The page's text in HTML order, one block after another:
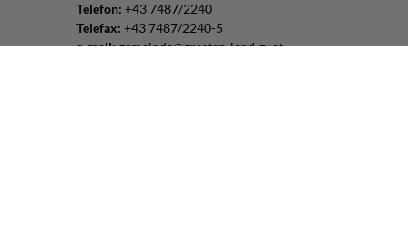
Telefon: +43 7487/2240
Telefax: +43 7487/2240-5
e-mail:gemeinde@gresten-land.gv.at